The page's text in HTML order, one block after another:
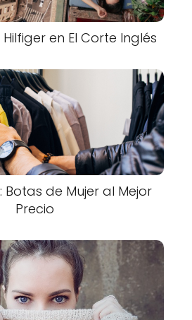
en El Corte Inglés
Botas de Mujer al Mejor
Precio